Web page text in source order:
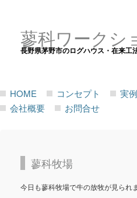
蓼科ワークシ
長野県茅野市のログハウス・在来工
HOME コンセプト 実
会社概要
お問合せ
蓼科牧場
今日も蓼科牧場で牛の放牧が見られ